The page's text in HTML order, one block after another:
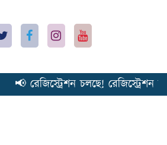
📢 রেজিস্ট্রেশন চলছে! রেজিস্ট্রেশন